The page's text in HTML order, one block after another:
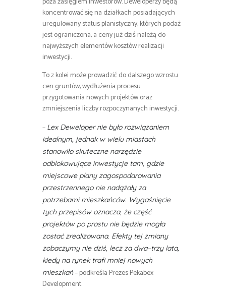
koncentrować się na działkach posiadających
uregulowany status planistyczny, których podaż
jest ograniczona, a ceny już dziś należą do
najwyższych elementów kosztów realizacji
inwestycji.
To z kolei może prowadzić do dalszego wzrostu
cen gruntów, wydłużenia procesu
przygotowania nowych projektów oraz
zmniejszenia liczby rozpoczynanych inwestycji.
– Lex Deweloper nie było rozwiązaniem
idealnym, jednak w wielu miastach
stanowiło skuteczne narzędzie
odblokowujące inwestycje tam, gdzie
miejscowe plany zagospodarowania
przestrzennego nie nadążały za
potrzebami mieszkańców. Wygaśnięcie
tych przepisów oznacza, że część
projektów po prostu nie będzie mogła
zostać zrealizowana. Efekty tej zmiany
zobaczymy nie dziś, lecz za dwa–trzy lata,
kiedy na rynek trafi mniej nowych
mieszkań– podkreśla Prezes Pekabex
Development.